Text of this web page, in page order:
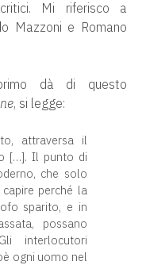
Mi riferisco a
Mazzoni e Romano
dà di questo
, si legge:
attraversa il
[…]. Il punto di
che solo
perché la
sparito, e in
possano
interlocutori
ogni uomo nel